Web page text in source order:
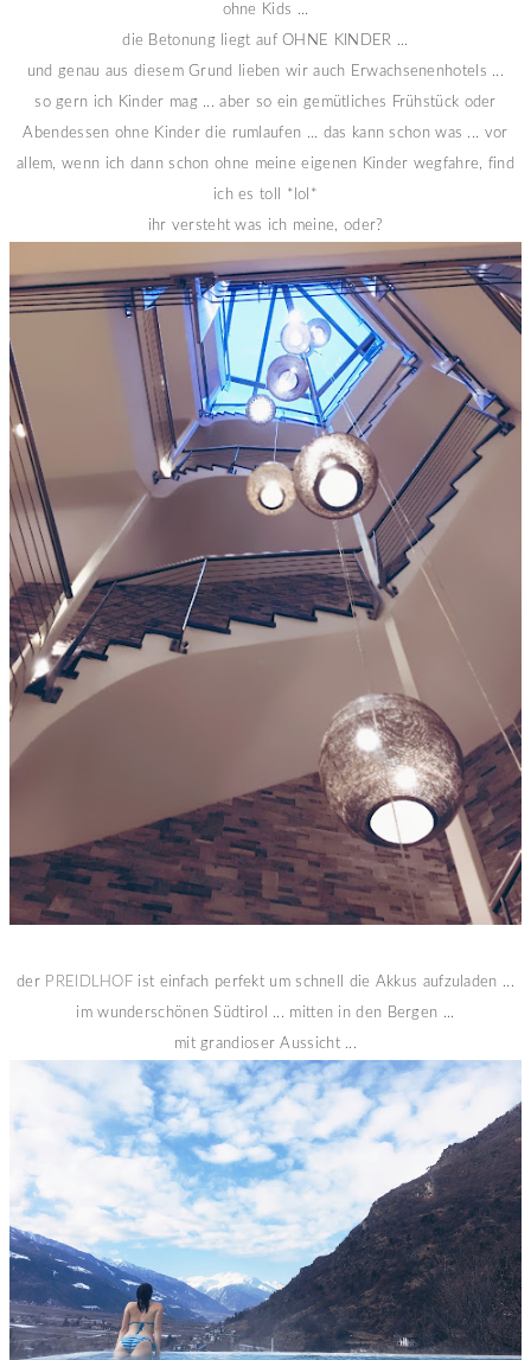
ohne Kids ...
die Betonung liegt auf OHNE KINDER ...
und genau aus diesem Grund lieben wir auch Erwachsenenhotels ...
so gern ich Kinder mag ... aber so ein gemütliches Frühstück oder
Abendessen ohne Kinder die rumlaufen ... das kann schon was ... vor
allem, wenn ich dann schon ohne meine eigenen Kinder wegfahre, find
ich es toll *lol*
ihr versteht was ich meine, oder?
der PREIDLHOF ist einfach perfekt um schnell die Akkus aufzuladen ...
im wunderschönen Südtirol ... mitten in den Bergen ...
mit grandioser Aussicht ...